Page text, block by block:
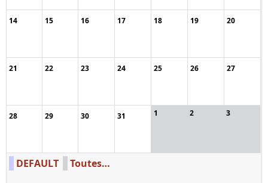
14 15 16 17 18 19 20
21 22 23 24 25 26 27
28 29 30 31 1 2 3
DEFAULT Toutes…